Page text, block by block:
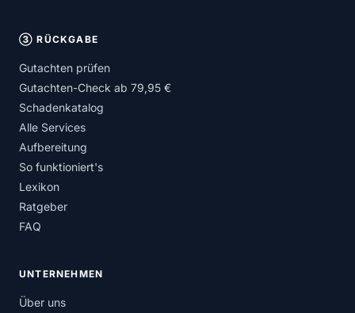
③ RÜCKGABE
Gutachten prüfen
Gutachten-Check ab 79,95 €
Schadenkatalog
Alle Services
Aufbereitung
So funktioniert's
Lexikon
Ratgeber
FAQ
UNTERNEHMEN
Über uns